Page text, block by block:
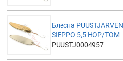
Блесна PUUSTJARVEN
SIEPPO 5,5 HOP/TOM
PUUSTJ0004957